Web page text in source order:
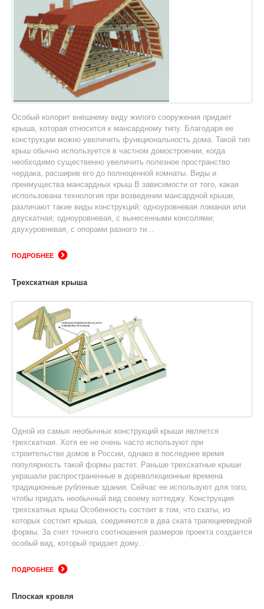
Особый колорит внешнему виду жилого сооружения придает
крыша, которая относится к мансардному типу. Благодаря ее
конструкции можно увеличить функциональность дома. Такой тип
крыш обычно используется в частном домостроении, когда
необходимо существенно увеличить полезное пространство
чердака, расширив его до полноценной комнаты. Виды и
преимущества мансардных крыш В зависимости от того, какая
использована технология при возведении мансардной крыши,
различают такие виды конструкций: одноуровневая ломаная или
двускатная; одноуровневая, с вынесенными консолями;
двухуровневая, с опорами разного ти...
ПОДРОБНЕЕ
Трехскатная крыша
Одной из самых необычных конструкций крыши является
трехскатная. Хотя ее не очень часто используют при
строительстве домов в России, однако в последнее время
популярность такой формы растет. Раньше трехскатные крыши
украшали распространенные в дореволюционные времена
традиционные рубленые здания. Сейчас ее используют для того,
чтобы придать необычный вид своему коттеджу. Конструкция
трехскатных крыш Особенность состоит в том, что скаты, из
которых состоит крыша, соединяются в два ската трапециевидной
формы. За счет точного соотношения размеров проекта создается
особый вид, который придает дому...
ПОДРОБНЕЕ
Плоская кровля